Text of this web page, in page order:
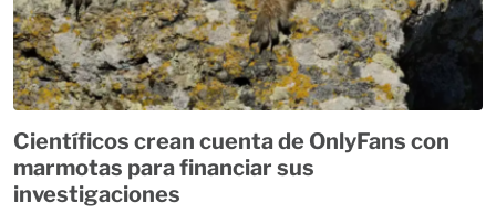
Científicos crean cuenta de OnlyFans con
marmotas para financiar sus
investigaciones